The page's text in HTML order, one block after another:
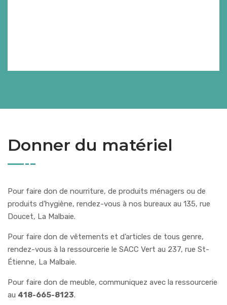
Donner du matériel
Pour faire don de nourriture, de produits ménagers ou de
produits d’hygiène, rendez-vous à nos bureaux au 135, rue
Doucet, La Malbaie.
Pour faire don de vêtements et d’articles de tous genre,
rendez-vous à la ressourcerie le SACC Vert au 237, rue St-
Étienne, La Malbaie.
Pour faire don de meuble, communiquez avec la ressourcerie
au 418-665-8123.